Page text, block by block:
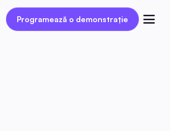
Programează o demonstrație
Programează o demonstrație